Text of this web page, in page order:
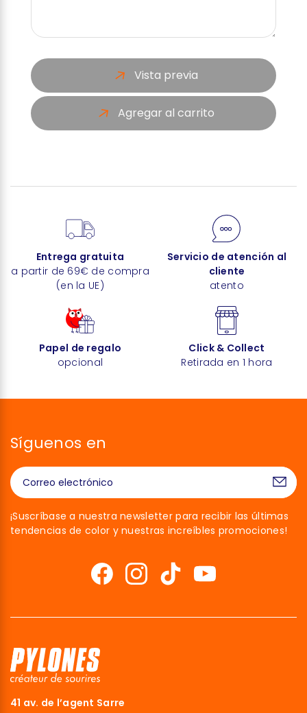
Vista previa
Agregar al carrito
Entrega gratuita
a partir de 69€ de compra
(en la UE)
Servicio de atención al
cliente
atento
Papel de regalo
opcional
Click & Collect
Retirada en 1 hora
Síguenos en
¡Suscríbase a nuestra newsletter para recibir las últimas
tendencias de color y nuestras increíbles promociones!
41 av. de l’agent Sarre